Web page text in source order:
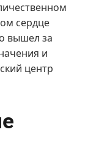
сердце
вышел за
и
центр